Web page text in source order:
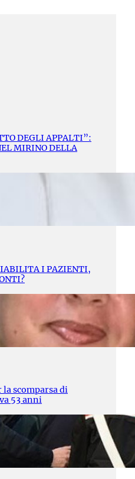
DEGLI APPALTI”:
MIRINO DELLA
I PAZIENTI,
scomparsa di
53 anni